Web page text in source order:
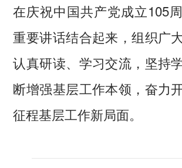
在庆祝中国共产党成立105
重要讲话结合起来，组织广
认真研读、学习交流，坚持
断增强基层工作本领，奋力
征程基层工作新局面。